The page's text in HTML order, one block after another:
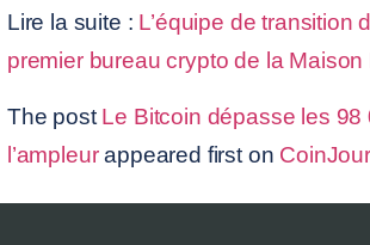
Lire la suite : L’équipe de transition
premier bureau crypto de la Maison
The post Le Bitcoin dépasse les
l’ampleurappeared first on